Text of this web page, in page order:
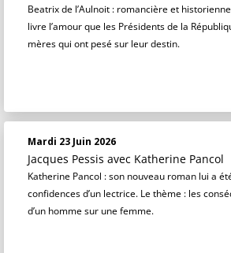
Beatrix de l’Aulnoit : romancière et
livre l’amour que les Présidents de la
mères qui ont pesé sur leur destin.
Mardi 23 Juin 2026
Jacques Pessis avec Katherine Pancol
Katherine Pancol : son nouveau roman lui a
confidences d’un lectrice. Le thème : les
d’un homme sur une femme.